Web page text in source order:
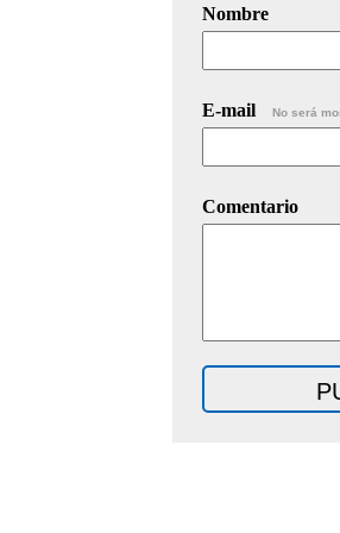
Nombre
E-mail No será
Comentario